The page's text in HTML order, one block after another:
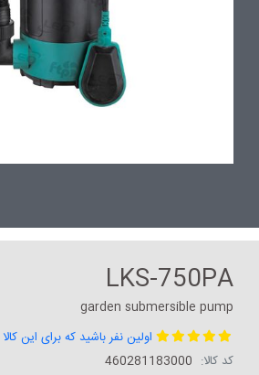
LKS-750PA
garden submersible pump
اولین نفر باشید که برای این
کد کالا: 460281183000